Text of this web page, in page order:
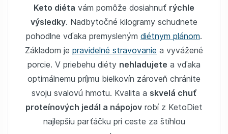
Keto diéta vám pomôže dosiahnuť rýchle
výsledky. Nadbytočné kilogramy schudnete
pohodlne vďaka premysleným diétnym plánom.
Základom je pravidelné stravovanie a vyvážené
porcie. V priebehu diéty nehladujete a vďaka
optimálnemu príjmu bielkovín zároveň chránite
svoju svalovú hmotu. Kvalita a skvelá chuť
proteínových jedál a nápojov robí z KetoDiet
najlepšiu parťáčku pri ceste za štíhlou